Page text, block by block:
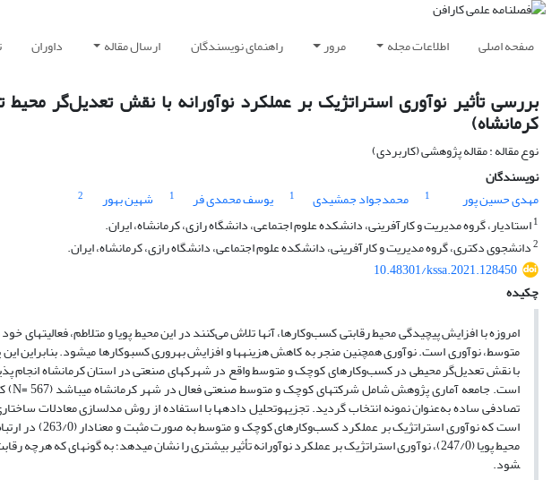
صفحه اصلی اطلاعات مجله مرور راهنمای نویسندگان ارسال مقاله داوران
بررسی تأثیر نوآوری استراتژیک بر عملکرد نوآورانه با نقش تعدیل‌گر
کرمانشاه)
نوع مقاله : مقاله پژوهشی (کاربردی)
نویسندگان
مهدی حسین پور
1 محمدجواد جمشیدی 1 یوسف محمدی فر 1 شهین بهور
2
1استادیار، گروه مدیریت و کارآفرینی، دانشکده علوم اجتماعی، دانشگاه رازی، کرمانشاه، ایران.
2دانشجوی دکتری، گروه مدیریت و کارآفرینی، دانشکده علوم اجتماعی، دانشگاه رازی، کرمانشاه، ایران.
10.48301/kssa.2021.128450
چکیده
امروزه با افزایش پیچیدگی محیط رقابتی کسب‌وکارها، آنها تلاش می‌کنند در این محیط پویا و متلاطم،
متوسط، نوآوری است. نوآوری همچنین منجر به کاهش هزینه­ها و افزایش بهروری کسب­وکارها می­شود. بنابراین
با نقش تعدیل‌گر محیطی در کسب‌وکارهای کوچک و متوسط واقع در شهرک­های صنعتی در استان کرمانشاه
شود.